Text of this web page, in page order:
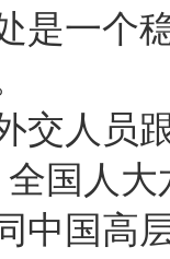
是一个
交人员
全国人
中国高